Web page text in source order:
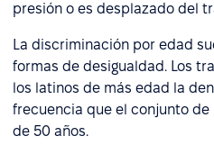
presión o es desplazado del
La discriminación por edad
formas de desigualdad. Los
los latinos de más edad la
frecuencia que el conjunto
de 50 años.